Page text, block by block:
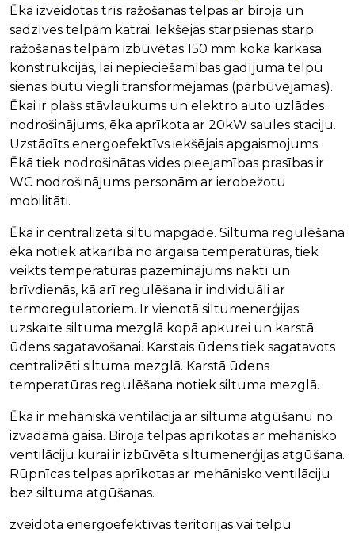
Ēkā izveidotas trīs ražošanas telpas ar biroja un
sadzīves telpām katrai. Iekšējās starpsienas starp
ražošanas telpām izbūvētas 150 mm koka karkasa
konstrukcijās, lai nepieciešamības gadījumā telpu
sienas būtu viegli transformējamas (pārbūvējamas).
Ēkai ir plašs stāvlaukums un elektro auto uzlādes
nodrošinājums, ēka aprīkota ar 20kW saules staciju.
Uzstādīts energoefektīvs iekšējais apgaismojums.
Ēkā tiek nodrošinātas vides pieejamības prasības ir
WC nodrošinājums personām ar ierobežotu
mobilitāti.
Ēkā ir centralizētā siltumapgāde. Siltuma regulēšana
ēkā notiek atkarībā no ārgaisa temperatūras, tiek
veikts temperatūras pazeminājums naktī un
brīvdienās, kā arī regulēšana ir individuāli ar
termoregulatoriem. Ir vienotā siltumenerģijas
uzskaite siltuma mezglā kopā apkurei un karstā
ūdens sagatavošanai. Karstais ūdens tiek sagatavots
centralizēti siltuma mezglā. Karstā ūdens
temperatūras regulēšana notiek siltuma mezglā.
Ēkā ir mehāniskā ventilācija ar siltuma atgūšanu no
izvadāmā gaisa. Biroja telpas aprīkotas ar mehānisko
ventilāciju kurai ir izbūvēta siltumenerģijas atgūšana.
Rūpnīcas telpas aprīkotas ar mehānisko ventilāciju
bez siltuma atgūšanas.
zveidota energoefektīvas teritorijas vai telpu